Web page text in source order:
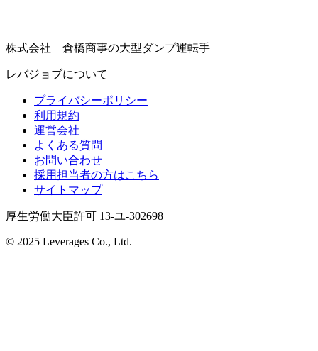
株式会社 倉橋商事の大型ダンプ運転手
レバジョブについて
プライバシーポリシー
利用規約
運営会社
よくある質問
お問い合わせ
採用担当者の方はこちら
サイトマップ
厚生労働大臣許可 13-ユ-302698
© 2025 Leverages Co., Ltd.